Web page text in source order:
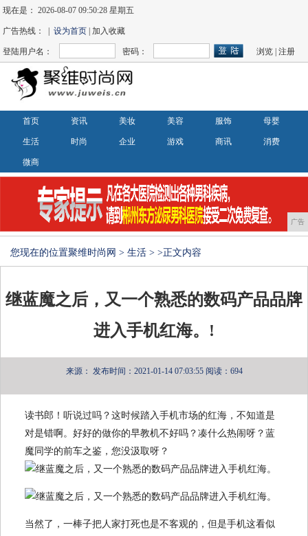
现在是：2026-08-07 09:50:28 星期五
广告热线： |设为首页 | 加入收藏
登陆用户名： 密码： 浏览 |注册
首页 资讯 美妆 美容 服饰 母婴
生活 时尚 企业 游戏 商讯 消费
微商
广告
您现在的位置聚维时尚网 > 生活 > >正文内容
继蓝魔之后，又一个熟悉的数码产品品牌
进入手机红海。!
来源： 发布时间：2021-01-14 07:03:55 阅读：694
读书郎！听说过吗？这时候踏入手机市场的红海，不知道是
对是错啊。好好的做你的早教机不好吗？凑什么热闹呀？蓝
魔同学的前车之鉴，您没汲取呀？
当然了，一棒子把人家打死也是不客观的，但是手机这看似